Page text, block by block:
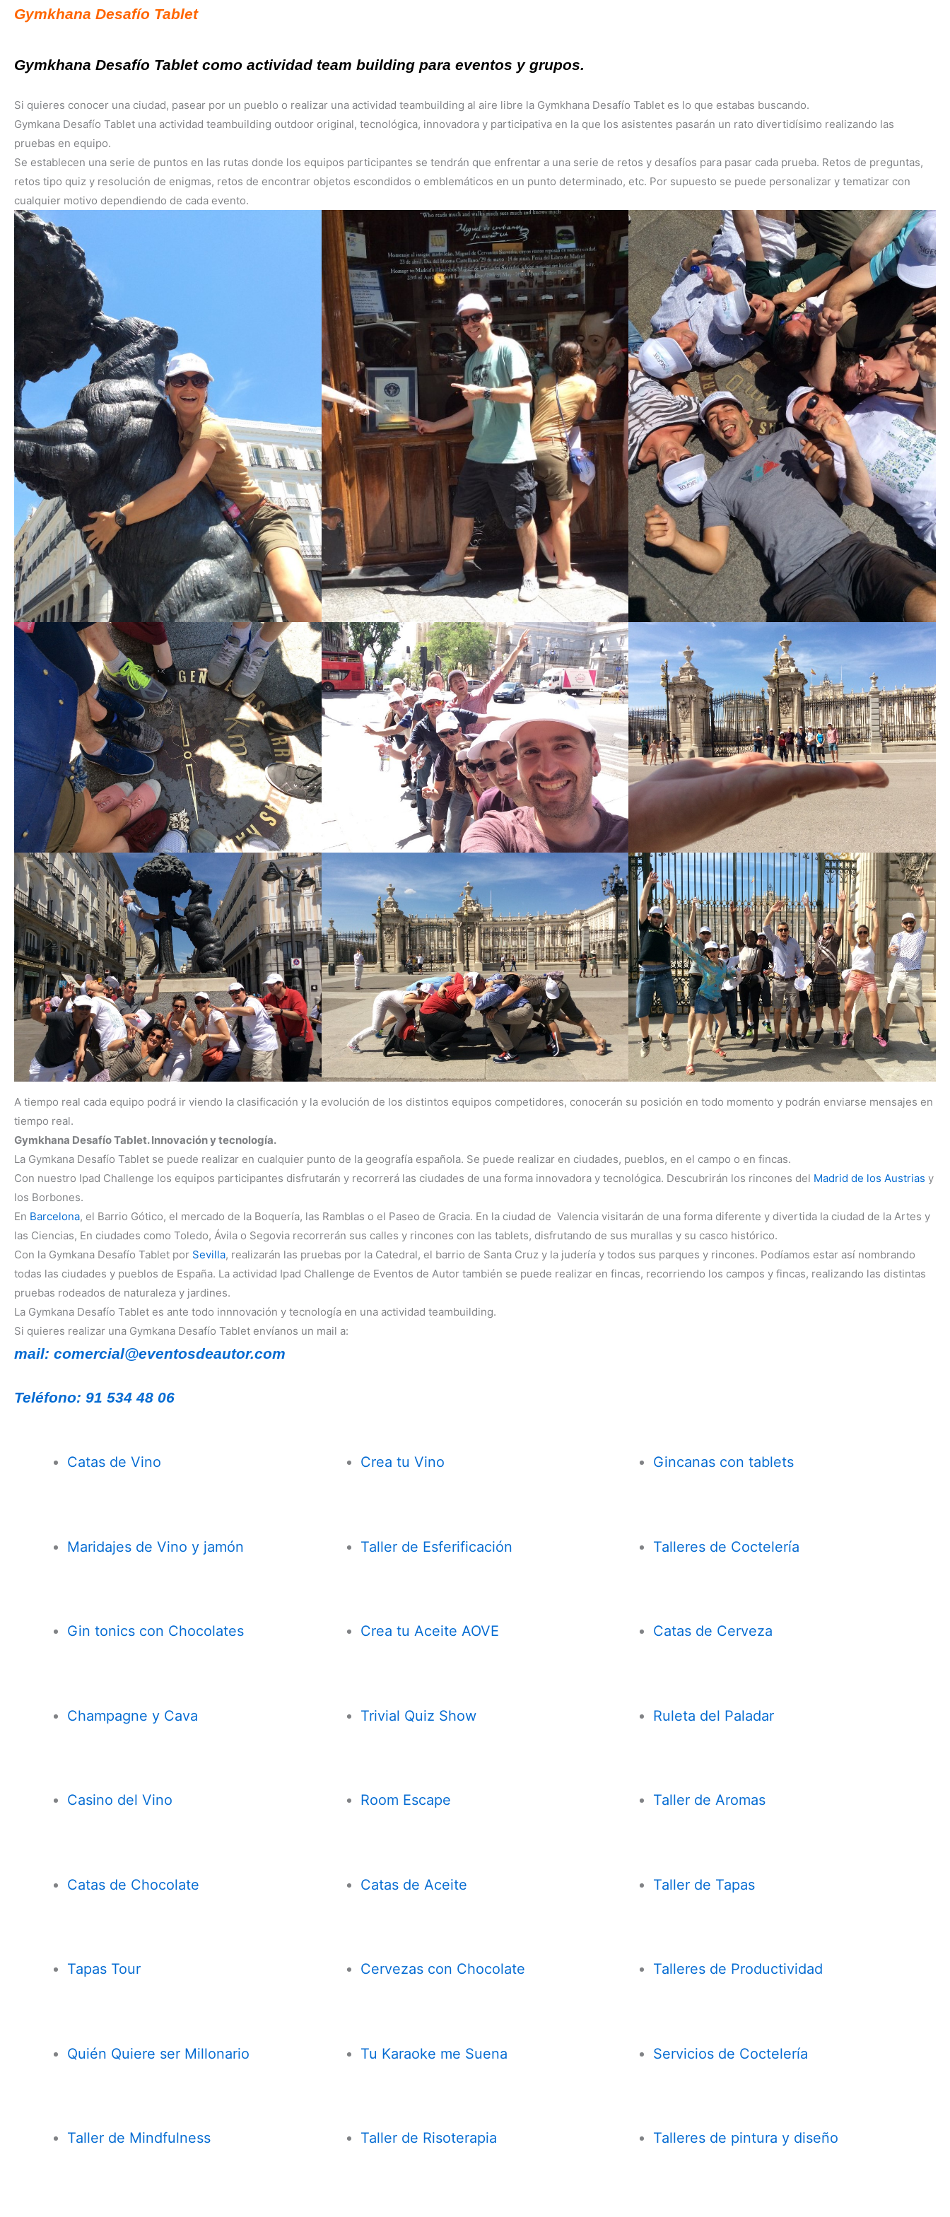
Gymkhana Desafío Tablet
Gymkhana Desafío Tablet como actividad team building para eventos y grupos.
Si quieres conocer una ciudad, pasear por un pueblo o realizar una actividad teambuilding al aire libre la Gymkhana Desafío Tablet es lo que estabas buscando.
Gymkana Desafío Tablet una actividad teambuilding outdoor original, tecnológica, innovadora y participativa en la que los asistentes pasarán un rato divertidísimo realizando las
pruebas en equipo.
Se establecen una serie de puntos en las rutas donde los equipos participantes se tendrán que enfrentar a una serie de retos y desafíos para pasar cada prueba. Retos de preguntas,
retos tipo quiz y resolución de enigmas, retos de encontrar objetos escondidos o emblemáticos en un punto determinado, etc. Por supuesto se puede personalizar y tematizar con
cualquier motivo dependiendo de cada evento.
A tiempo real cada equipo podrá ir viendo la clasificación y la evolución de los distintos equipos competidores, conocerán su posición en todo momento y podrán enviarse mensajes en
tiempo real.
Gymkhana Desafío Tablet. Innovación y tecnología.
La Gymkana Desafío Tablet se puede realizar en cualquier punto de la geografía española. Se puede realizar en ciudades, pueblos, en el campo o en fincas.
Con nuestro Ipad Challenge los equipos participantes disfrutarán y recorrerá las ciudades de una forma innovadora y tecnológica. Descubrirán los rincones del Madrid de los Austrias y
los Borbones.
En Barcelona, el Barrio Gótico, el mercado de la Boquería, las Ramblas o el Paseo de Gracia. En la ciudad de Valencia visitarán de una forma diferente y divertida la ciudad de la Artes y
las Ciencias, En ciudades como Toledo, Ávila o Segovia recorrerán sus calles y rincones con las tablets, disfrutando de sus murallas y su casco histórico.
Con la Gymkana Desafío Tablet por Sevilla, realizarán las pruebas por la Catedral, el barrio de Santa Cruz y la judería y todos sus parques y rincones. Podíamos estar así nombrando
todas las ciudades y pueblos de España. La actividad Ipad Challenge de Eventos de Autor también se puede realizar en fincas, recorriendo los campos y fincas, realizando las distintas
pruebas rodeados de naturaleza y jardines.
La Gymkana Desafío Tablet es ante todo innnovación y tecnología en una actividad teambuilding.
Si quieres realizar una Gymkana Desafío Tablet envíanos un mail a:
mail: comercial@eventosdeautor.com
Teléfono: 91 534 48 06
Catas de Vino Crea tu Vino Gincanas con tablets
Maridajes de Vino y jamón Taller de Esferificación Talleres de Coctelería
Gin tonics con Chocolates Crea tu Aceite AOVE Catas de Cerveza
Champagne y Cava Trivial Quiz Show Ruleta del Paladar
Casino del Vino Room Escape Taller de Aromas
Catas de Chocolate Catasde Aceite Taller de Tapas
Tapas Tour Cervezas con Chocolate Talleres de Productividad
Quién Quiere ser Millonario Tu Karaoke me Suena Servicios de Coctelería
Taller de Mindfulness Taller de Risoterapia Talleres de pintura y diseño